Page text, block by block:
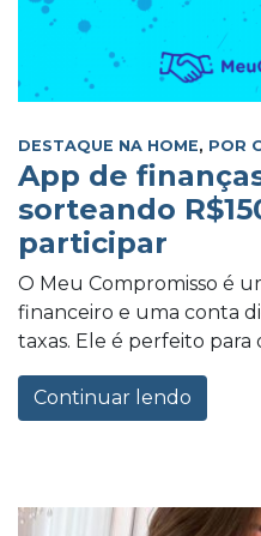
DESTAQUE NA HOME, POR
App de
sorteando
participar
O Meu Compromisso é
financeiro e uma conta
taxas. Ele é perfeito para
Continuar lendo